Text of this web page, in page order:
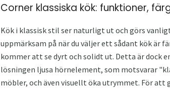
Corner klassiska kök: funktioner,
Kök i klassisk stil ser naturligt ut och görs
uppmärksam på när du väljer ett sådant kök är
kommer att se dyrt och solidt ut. Detta är dock
lösningen ljusa hörnelement, som motsvarar
möbler, och även visuellt öka utrymmet. För att